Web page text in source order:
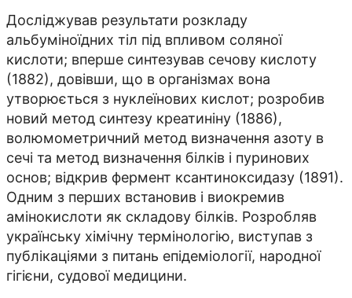
Досліджував результати розкладу
альбуміноїдних тіл під впливом соляної
кислоти; вперше синтезував сечову кислоту
(1882), довівши, що в організмах вона
утворюється з нуклеїнових кислот; розробив
новий метод синтезу креатиніну (1886),
волюмометричний метод визначення азоту в
сечі та метод визначення білків і пуринових
основ; відкрив фермент ксантиноксидазу (1891).
Одним з перших встановив і виокремив
амінокислоти як складову білків. Розробляв
українську хімічну термінологію, виступав з
публікаціями з питань епідеміології, народної
гігієни, судової медицини.